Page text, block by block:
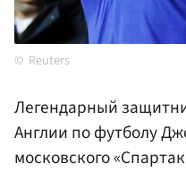
Reuters
Легендарный
Англии по футболу
московского